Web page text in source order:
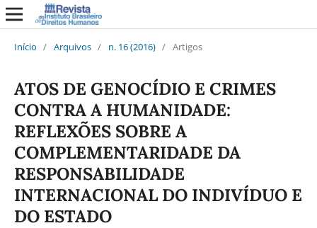
Início / Arquivos / n. 16 (2016) / Artigos
ATOS DE GENOCÍDIO E CRIMES
CONTRA A HUMANIDADE:
REFLEXÕES SOBRE A
COMPLEMENTARIDADE DA
RESPONSABILIDADE
INTERNACIONAL DO INDIVÍDUO E
DO ESTADO